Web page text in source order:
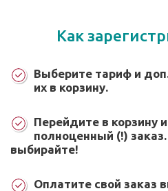
Как
Выберите тариф и
их в корзину.
Перейдите в корзину
полноценный (!)
выбирайте!
Оплатите свой заказ